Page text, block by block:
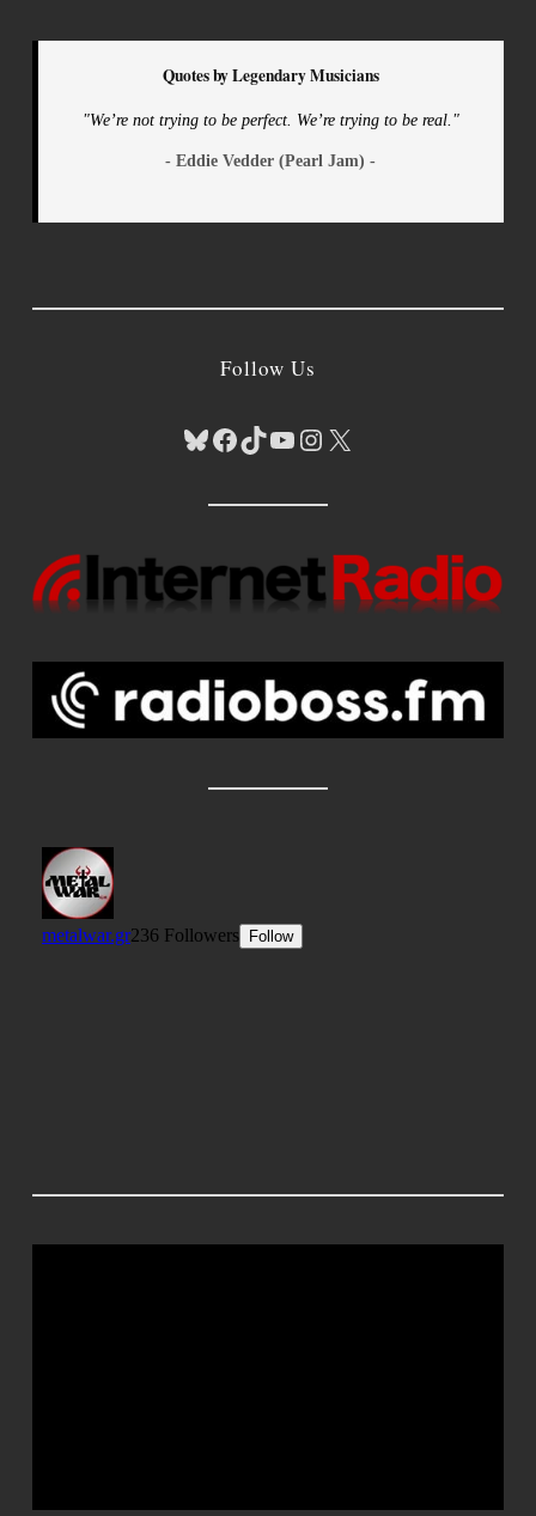
Quotes by Legendary Musicians
"We’re not trying to be perfect. We’re trying to be real."
- Eddie Vedder (Pearl Jam) -
Follow Us